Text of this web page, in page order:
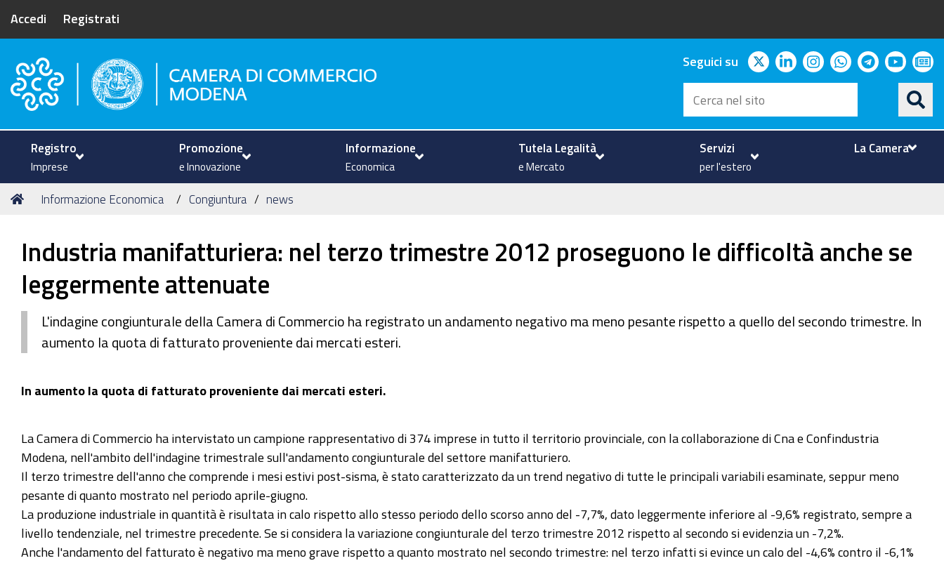
Accedi Registrati
Camera di Commercio di Modena
Seguici su twitterlinkedininstagram
whatsapp
telegram
Cerca
nel
sito
Registro
Imprese
Promozione
e Innovazione
Informazione
Economica
Tutela Legalità
e Mercato
Servizi
per l'estero
La Camera
Tu
Home
Informazione Economica Congiuntura news
Industria manifatturiera: nel terzo trimestre 2012 proseguono le difficoltà anche se
leggermente attenuate
L'indagine congiunturale della Camera di Commercio ha registrato un andamento negativo ma meno pesante rispetto a quello del secondo trimestre. In
aumento la quota di fatturato proveniente dai mercati esteri.
In aumento la quota di fatturato proveniente dai mercati esteri.
La Camera di Commercio ha intervistato un campione rappresentativo di 374 imprese in tutto il territorio provinciale, con la collaborazione di Cna e Confindustria
Modena, nell'ambito dell'indagine trimestrale sull'andamento congiunturale del settore manifatturiero.
Il terzo trimestre dell'anno che comprende i mesi estivi post-sisma, è stato caratterizzato da un trend negativo di tutte le principali variabili esaminate, seppur meno
pesante di quanto mostrato nel periodo aprile-giugno.
La produzione industriale in quantità è risultata in calo rispetto allo stesso periodo dello scorso anno del -7,7%, dato leggermente inferiore al -9,6% registrato, sempre a
livello tendenziale, nel trimestre precedente. Se si considera la variazione congiunturale del terzo trimestre 2012 rispetto al secondo si evidenzia un -7,2%.
Anche l'andamento del fatturato è negativo ma meno grave rispetto a quanto mostrato nel secondo trimestre: nel terzo infatti si evince un calo del -4,6% contro il -6,1%